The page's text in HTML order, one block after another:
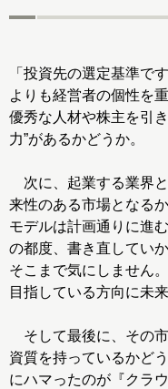
「投資先の選定基準で
よりも経営者の個性を
優秀な人材や株主を引
力”があるかどうか。
次に、起業する業界
来性のある市場となる
モデルは計画通りに進
の都度、書き直してい
そこまで気にしません
目指している方向に未
そして最後に、その
資質を持っているかど
にハマったのが『クラ